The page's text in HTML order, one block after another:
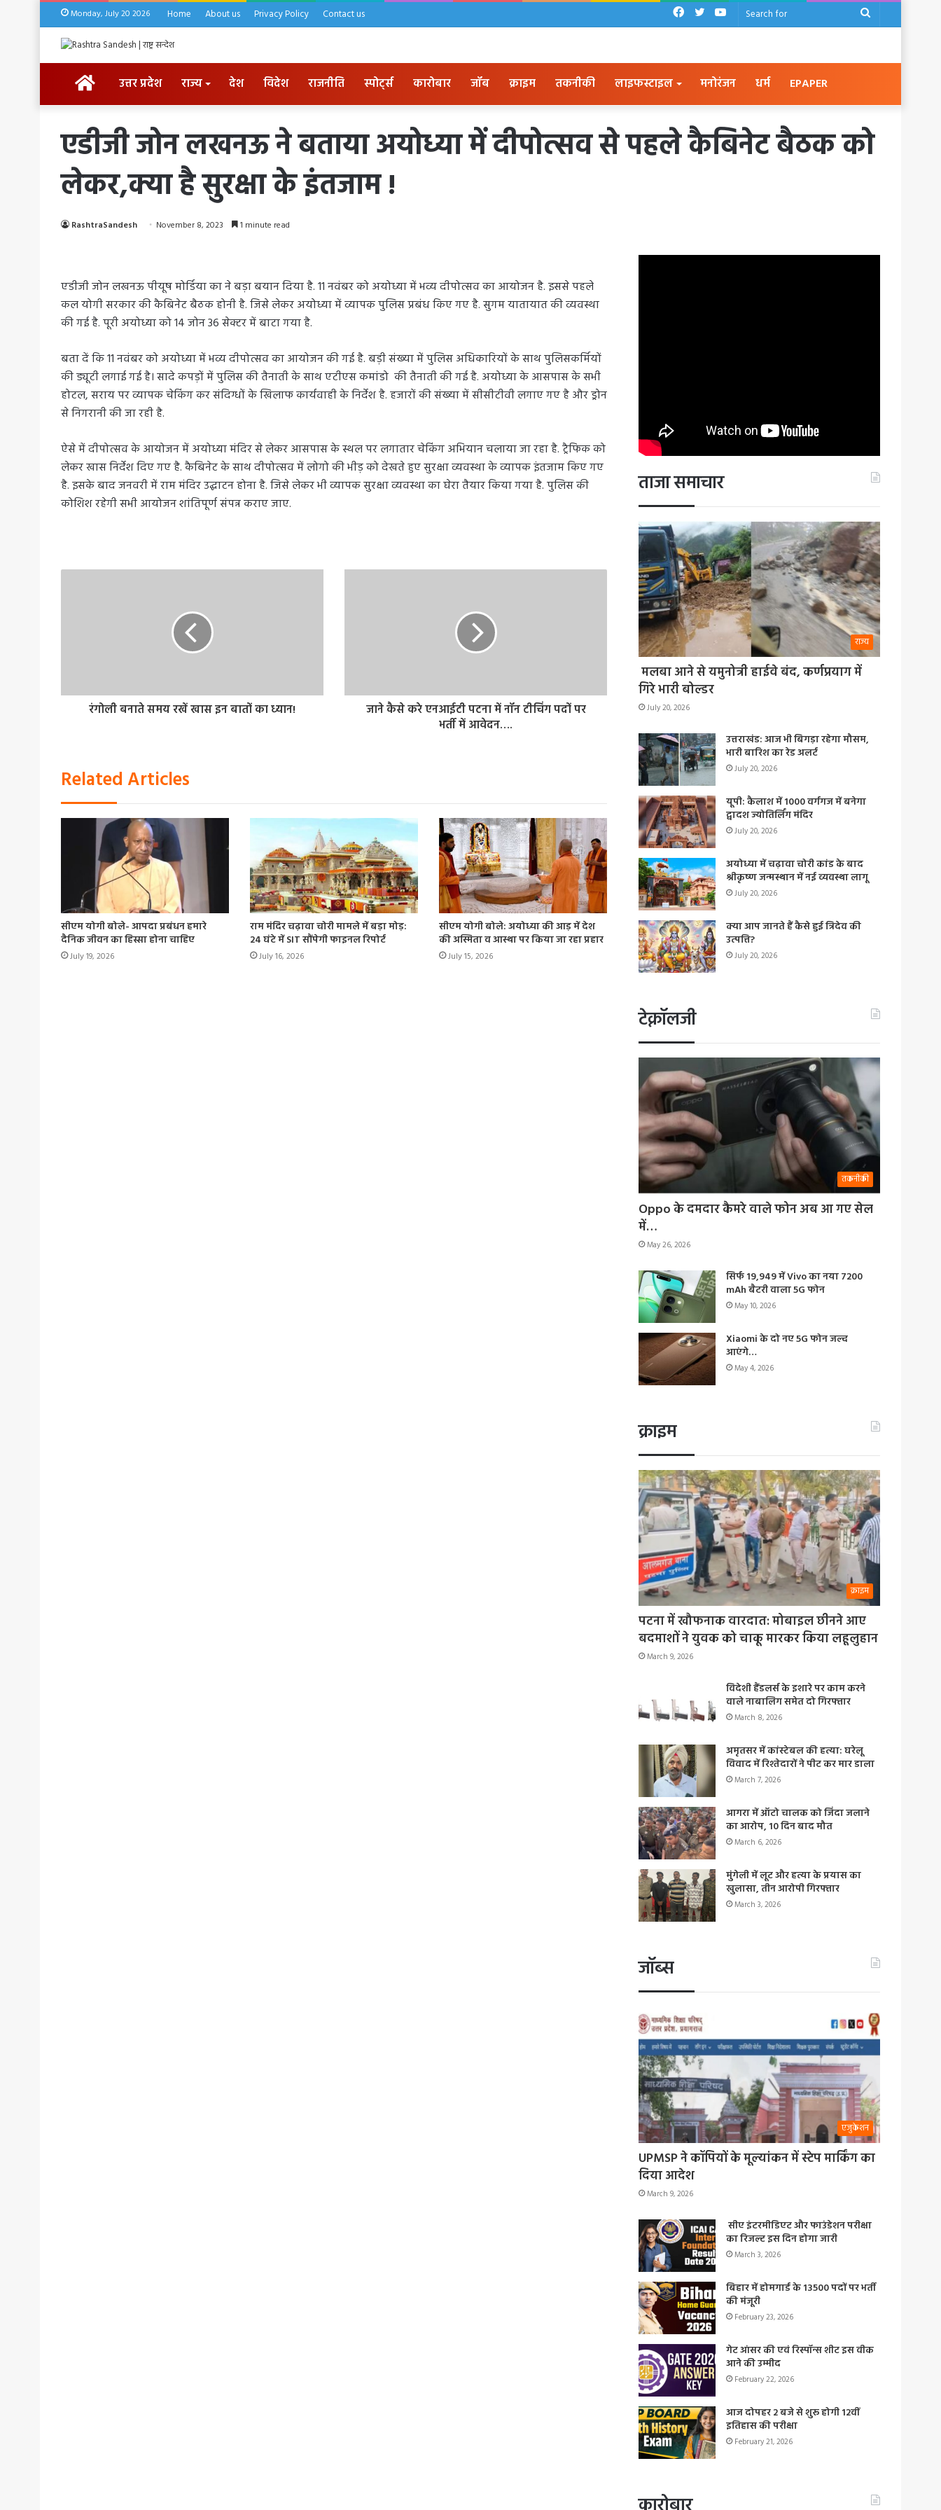
Monday, July 20 2026 Home About us Privacy Policy Contact us
Search
YouTube
Twitter
Facebook
HOMEउत्तर प्रदेश राज्य देश विदेश राजनीति स्पोर्ट्स कारोबार जॉब क्राइम तकनीकी लाइफस्टाइल मनोरंजन धर्म EPAPER
एडीजी जोन लखनऊ ने बताया अयोध्या में दीपोत्सव से पहले कैबिनेट बैठक को
लेकर,क्या है सुरक्षा के इंतजाम !
RashtraSandesh November 8, 2023 1 minute read
एडीजी जोन लखनऊ पीयूष मोर्डिया का ने बड़ा बयान दिया है. 11 नवंबर को अयोध्या में भव्य दीपोत्सव का आयोजन है. इससे पहले
कल योगी सरकार की कैबिनेट बैठक होनी है. जिसे लेकर अयोध्या में व्यापक पुलिस प्रबंध किए गए है. सुगम यातायात की व्यवस्था
की गई है. पूरी अयोध्या को 14 जोन 36 सेक्टर में बाटा गया है.
बता दें कि 11 नवंबर को अयोध्या में भव्य दीपोत्सव का आयोजन की गई है. बड़ी संख्या में पुलिस अधिकारियों के साथ पुलिसकर्मियों
की ड्यूटी लगाई गई है। सादे कपड़ों में पुलिस की तैनाती के साथ एटीएस कमांडो की तैनाती की गई है. अयोध्या के आसपास के सभी
होटल, सराय पर व्यापक चेकिंग कर संदिग्धों के खिलाफ कार्यवाही के निर्देश है. हजारों की संख्या में सीसीटीवी लगाए गए है और ड्रोन
से निगरानी की जा रही है.
ऐसे में दीपोत्सव के आयोजन में अयोध्या मंदिर से लेकर आसपास के स्थल पर लगातार चेकिंग अभियान चलाया जा रहा है. ट्रैफिक को
लेकर खास निर्देश दिए गए है. कैबिनेट के साथ दीपोत्सव में लोगो की भीड़ को देखते हुए सुरक्षा व्यवस्था के व्यापक इंतजाम किए गए
है. इसके बाद जनवरी में राम मंदिर उद्घाटन होना है. जिसे लेकर भी व्यापक सुरक्षा व्यवस्था का घेरा तैयार किया गया है. पुलिस की
कोशिश रहेगी सभी आयोजन शांतिपूर्ण संपन्न कराए जाए.
रंगोली बनाते समय रखें खास इन बातों का ध्यान!
जाने कैसे करे एनआईटी पटना में नॉन टीचिंग पदों पर
भर्ती में आवेदन….
Related Articles
सीएम योगी बोले- आपदा प्रबंधन हमारे
दैनिक जीवन का हिस्सा होना चाहिए
July 19, 2026
राम मंदिर चढ़ावा चोरी मामले में बड़ा मोड़:
24 घंटे में SIT सौंपेगी फाइनल रिपोर्ट
July 16, 2026
सीएम योगी बोले: अयोध्या की आड़ में देश
की अस्मिता व आस्था पर किया जा रहा प्रहार
July 15, 2026
ताजा समाचार
राज्य
मलबा आने से यमुनोत्री हाईवे बंद, कर्णप्रयाग में
गिरे भारी बोल्डर
July 20, 2026
उत्तराखंड: आज भी बिगड़ा रहेगा मौसम,
भारी बारिश का रेड अलर्ट
July 20, 2026
यूपी: कैलाश में 1000 वर्गगज में बनेगा
द्वादश ज्योतिर्लिंग मंदिर
July 20, 2026
अयोध्या में चढ़ावा चोरी कांड के बाद
श्रीकृष्ण जन्मस्थान में नई व्यवस्था लागू
July 20, 2026
क्या आप जानते हैं कैसे हुई त्रिदेव की
उत्पत्ति?
July 20, 2026
टेक्नॉलजी
तकनीकी
Oppo के दमदार कैमरे वाले फोन अब आ गए सेल
में…
May 26, 2026
सिर्फ 19,949 में Vivo का नया 7200
mAh बैटरी वाला 5G फोन
May 10, 2026
Xiaomi के दो नए 5G फोन जल्द
आएंगे…
May 4, 2026
क्राइम
क्राइम
पटना में खौफनाक वारदात: मोबाइल छीनने आए
बदमाशों ने युवक को चाकू मारकर किया लहूलुहान
March 9, 2026
विदेशी हैंडलर्स के इशारे पर काम करने
वाले नाबालिग समेत दो गिरफ्तार
March 8, 2026
अमृतसर में कांस्टेबल की हत्या: घरेलू
विवाद में रिश्तेदारों ने पीट कर मार डाला
March 7, 2026
आगरा में ऑटो चालक को जिंदा जलाने
का आरोप, 10 दिन बाद मौत
March 6, 2026
मुंगेली में लूट और हत्या के प्रयास का
खुलासा, तीन आरोपी गिरफ्तार
March 3, 2026
जॉब्स
एजुकेशन
UPMSP ने कॉपियों के मूल्यांकन में स्टेप मार्किंग का
दिया आदेश
March 9, 2026
सीए इंटरमीडिएट और फाउंडेशन परीक्षा
का रिजल्ट इस दिन होगा जारी
March 3, 2026
बिहार में होमगार्ड के 13500 पदों पर भर्ती
की मंजूरी
February 23, 2026
गेट आंसर की एवं रिस्पॉन्स शीट इस वीक
आने की उम्मीद
February 22, 2026
आज दोपहर 2 बजे से शुरू होगी 12वीं
इतिहास की परीक्षा
February 21, 2026